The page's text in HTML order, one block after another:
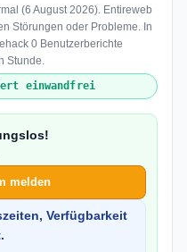
(6 August 2026). Entireweb
Störungen oder Probleme. In
0 Benutzerberichte
Stunde.
einwandfrei
melden
Verfügbarkeit